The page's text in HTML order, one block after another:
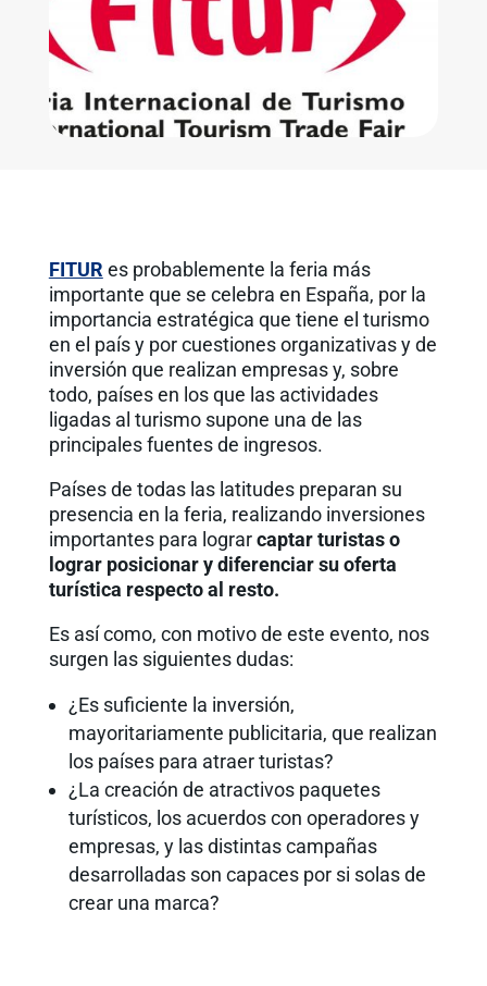
FITUR es probablemente la feria más
importante que se celebra en España, por la
importancia estratégica que tiene el turismo
en el país y por cuestiones organizativas y de
inversión que realizan empresas y, sobre
todo, países en los que las actividades
ligadas al turismo supone una de las
principales fuentes de ingresos.
Países de todas las latitudes preparan su
presencia en la feria, realizando inversiones
importantes para lograrcaptar turistas o
lograr posicionar y diferenciar su oferta
turística respecto al resto.
Es así como, con motivo de este evento, nos
surgen las siguientes dudas:
¿Es suficiente la inversión,
mayoritariamente publicitaria, que realizan
los países para atraer turistas?
¿La creación de atractivos paquetes
turísticos, los acuerdos con operadores y
empresas, y las distintas campañas
desarrolladas son capaces por si solas de
crear una marca?